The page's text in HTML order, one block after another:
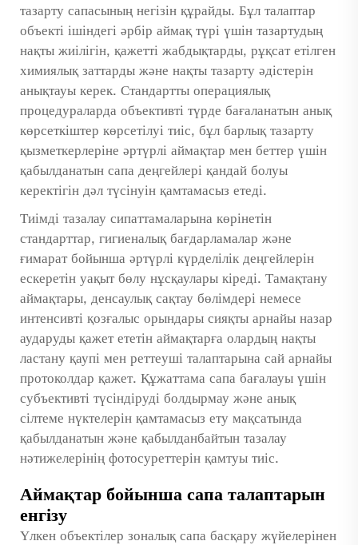
тазарту сапасының негізін құрайды. Бұл талаптар
объекті ішіндегі әрбір аймақ түрі үшін тазартудың
нақты жиілігін, қажетті жабдықтарды, рұқсат етілген
химиялық заттарды және нақты тазарту әдістерін
анықтауы керек. Стандартты операциялық
процедураларда объективті түрде бағаланатын анық
көрсеткіштер көрсетілуі тиіс, бұл барлық тазарту
қызметкерлеріне әртүрлі аймақтар мен беттер үшін
қабылданатын сапа деңгейлері қандай болуы
керектігін дәл түсінуін қамтамасыз етеді.
Тиімді тазалау сипаттамаларына көрінетін
стандарттар, гигиеналық бағдарламалар және
ғимарат бойынша әртүрлі күрделілік деңгейлерін
ескеретін уақыт бөлу нұсқаулары кіреді. Тамақтану
аймақтары, денсаулық сақтау бөлімдері немесе
интенсивті қозғалыс орындары сияқты арнайы назар
аударуды қажет ететін аймақтарға олардың нақты
ластану қаупі мен реттеуші талаптарына сай арнайы
протоколдар қажет. Құжаттама сапа бағалауы үшін
субъективті түсіндіруді болдырмау және анық
сілтеме нүктелерін қамтамасыз ету мақсатында
қабылданатын және қабылданбайтын тазалау
нәтижелерінің фотосуреттерін қамтуы тиіс.
Аймақтар бойынша сапа талаптарын
енгізу
Үлкен объектілер зоналық сапа басқару жүйелерінен